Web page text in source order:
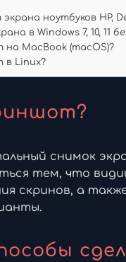
ноутбуков HP,
в Windows 7, 10, 11
MacBook (macOS)?
в Linux?
снимок
тем, что
скринов, а